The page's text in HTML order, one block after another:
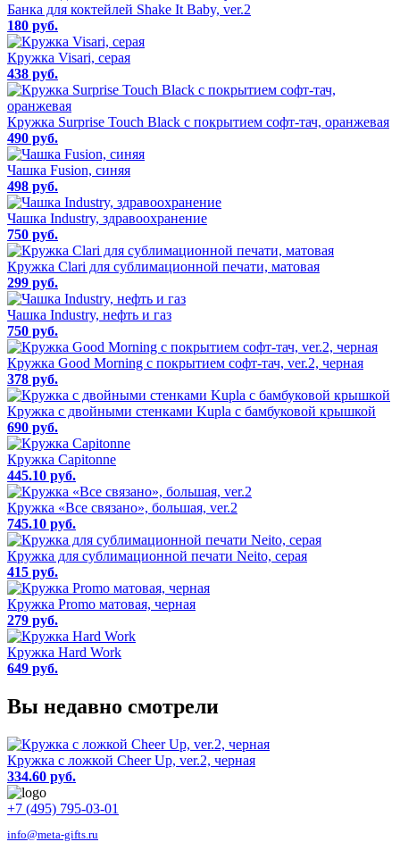
Банка для коктейлей Shake It Baby, ver.2
180 руб.
Кружка Visari, серая
438 руб.
Кружка Surprise Touch Black c покрытием софт-тач, оранжевая
490 руб.
Чашка Fusion, синяя
498 руб.
Чашка Industry, здравоохранение
750 руб.
Кружка Clari для сублимационной печати, матовая
299 руб.
Чашка Industry, нефть и газ
750 руб.
Кружка Good Morning с покрытием софт-тач, ver.2, черная
378 руб.
Кружка с двойными стенками Kupla с бамбуковой крышкой
690 руб.
Кружка Capitonne
445.10 руб.
Кружка «Все связано», большая, ver.2
745.10 руб.
Кружка для сублимационной печати Neito, серая
415 руб.
Кружка Promo матовая, черная
279 руб.
Кружка Hard Work
649 руб.
Вы недавно смотрели
Кружка с ложкой Cheer Up, ver.2, черная
334.60 руб.
+7 (495) 795-03-01
info@meta-gifts.ru